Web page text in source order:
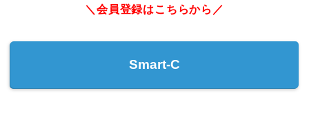
＼会員登録はこちらから／
Smart-C